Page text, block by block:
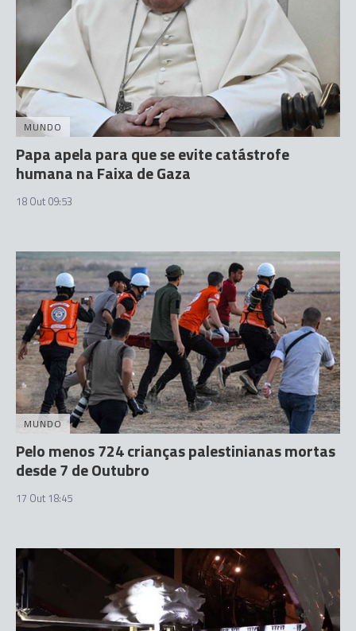
MUNDO
Papa apela para que se evite catástrofe
humana na Faixa de Gaza
18 Out 09:53
MUNDO
Pelo menos 724 crianças palestinianas mortas
desde 7 de Outubro
17 Out 18:45